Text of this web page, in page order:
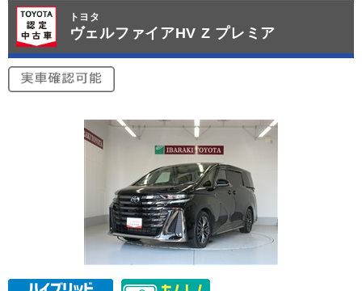
トヨタ
ヴェルファイアHV Z プレミア